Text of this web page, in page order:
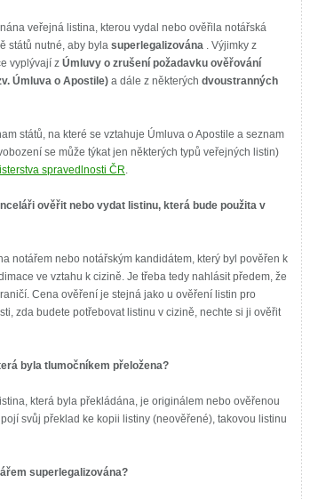
veřejná listina, kterou vydal nebo ověřila notářská
států nutné, aby byla superlegalizována . Výjimky z
vyplývají z Úmluvy o zrušení požadavku ověřování
Úmluva o Apostile) a dále z některých dvoustranných
států, na které se vztahuje Úmluva o Apostile a seznam
se může týkat jen některých typů veřejných listin)
spravedlnosti ČR.
ověřit nebo vydat listinu, která bude použita v
notářem nebo notářským kandidátem, který byl pověřen k
ve vztahu k cizině. Je třeba tedy nahlásit předem, že
Cena ověření je stejná jako u ověření listin pro
zda budete potřebovat listinu v cizině, nechte si ji ověřit
byla tlumočníkem přeložena?
která byla překládána, je originálem nebo ověřenou
svůj překlad ke kopii listiny (neověřené), takovou listinu
superlegalizována?